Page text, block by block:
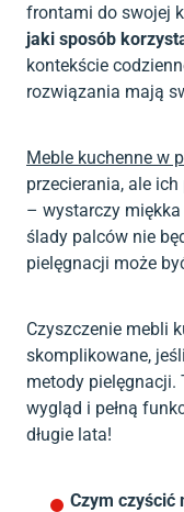
frontami do swojej
jaki sposób
kontekście
rozwiązania mają
Meble kuchenne w
przecierania, ale
– wystarczy
ślady palców nie
pielęgnacji może
Czyszczenie mebli
skomplikowane,
metody pielęgnacji.
wygląd i pełną
długie lata!
Czym czyścić